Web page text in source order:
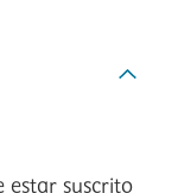
estar suscrito